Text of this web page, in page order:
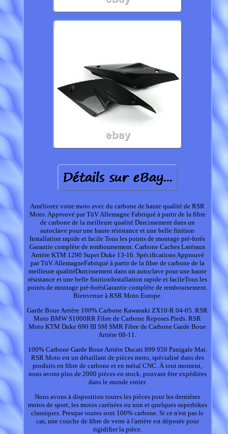
Améliorez votre moto avec du carbone de haute qualité de RSR
Moto. Approuvé par TüV Allemagne Fabriqué à partir de la fibre
de carbone de la meilleure qualité Durcissement dans un
autoclave pour une haute résistance et une belle finition
Installation rapide et facile Tous les points de montage pré-forés
Garantie complète de remboursement. Carbone Caches Latéraux
Arrière KTM 1290 Super Duke 13-16. Spécifications Approuvé
par TüV AllemagneFabriqué à partir de la fibre de carbone de la
meilleure qualitéDurcissement dans un autoclave pour une haute
résistance et une belle finitionInstallation rapide et facileTous les
points de montage pré-forésGarantie complète de remboursement.
Bienvenue à RSR Moto Europe.
Garde Boue Arrière 100% Carbone Kawasaki ZX10-R 04-05. RSR
Moto BMW S1000RR Fibre de Carbone Reposes Pieds. RSR
Moto KTM Duke 690 III SM SMR Fibre de Carbone Garde Boue
Arrière 08-11.
100% Carbone Garde Boue Arrière Ducati 899 959 Panigale Mat.
RSR Moto est un détaillant de pièces moto, spécialisé dans des
produits en fibre de carbone et en métal CNC. À tout moment,
nous avons plus de 2000 pièces en stock, pouvant être expédiées
dans le monde entier.
Nous avons à disposition toutes les pièces pour les dernières
motos de sport, les motos carénées ou non et quelques superbikes
classiques. Presque toutes sont 100% carbone. Si ce n'est pas le
cas, une couche de fibre de verre à l'arrière est déposée pour
rigidifier la pièce.